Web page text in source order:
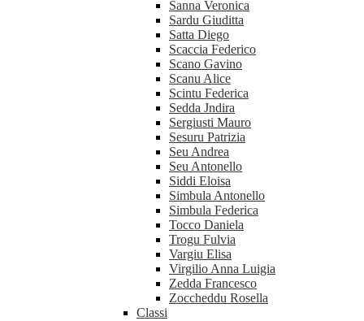
Sanna Veronica
Sardu Giuditta
Satta Diego
Scaccia Federico
Scano Gavino
Scanu Alice
Scintu Federica
Sedda Jndira
Sergiusti Mauro
Sesuru Patrizia
Seu Andrea
Seu Antonello
Siddi Eloisa
Simbula Antonello
Simbula Federica
Tocco Daniela
Trogu Fulvia
Vargiu Elisa
Virgilio Anna Luigia
Zedda Francesco
Zoccheddu Rosella
Classi